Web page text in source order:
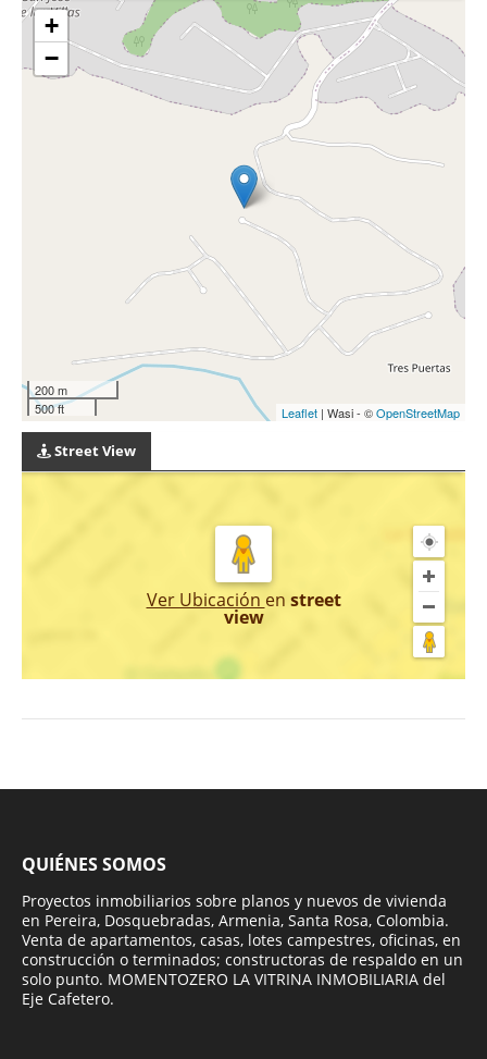
+
−
200 m
500 ft
Leaflet | Wasi - ©OpenStreetMap
Street View
Ver Ubicación en street
view
QUIÉNES SOMOS
Proyectos inmobiliarios sobre planos y nuevos de vivienda
en Pereira, Dosquebradas, Armenia, Santa Rosa, Colombia.
Venta de apartamentos, casas, lotes campestres, oficinas, en
construcción o terminados; constructoras de respaldo en un
solo punto. MOMENTOZERO LA VITRINA INMOBILIARIA del
Eje Cafetero.